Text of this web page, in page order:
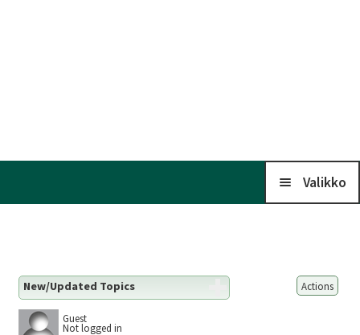
Valikko
Kalenteri Actions
New/Updated Topics
Guest
Not logged in